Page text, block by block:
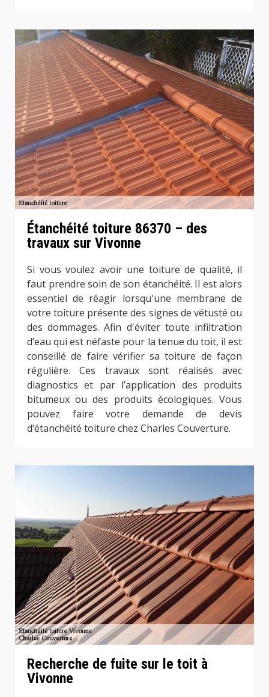
Étanchéité toiture 86370 – des
travaux sur Vivonne
Si vous voulez avoir une toiture de qualité, il
faut prendre soin de son étanchéité. Il est alors
essentiel de réagir lorsqu'une membrane de
votre toiture présente des signes de vétusté ou
des dommages. Afin d'éviter toute infiltration
d’eau qui est néfaste pour la tenue du toit, il est
conseillé de faire vérifier sa toiture de façon
régulière. Ces travaux sont réalisés avec
diagnostics et par l’application des produits
bitumeux ou des produits écologiques. Vous
pouvez faire votre demande de devis
d’étanchéité toiture chez Charles Couverture.
Recherche de fuite sur le toit à
Vivonne